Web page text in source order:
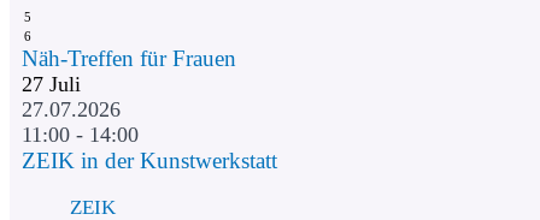
5
6
Näh-Treffen für Frauen
27 Juli
27.07.2026
11:00 - 14:00
ZEIK in der Kunstwerkstatt
ZEIK